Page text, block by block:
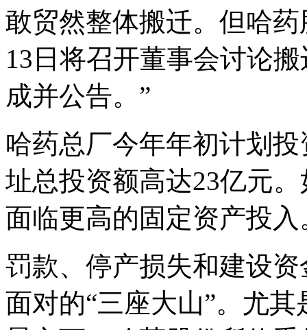
敢贸然整体搬迁。但哈
13日将召开董事会讨论
成并公告。”
哈药总厂今年年初计划
址总投资额高达23亿元
面临更高的固定资产投入
罚款、停产损失和建设
面对的“三座大山”。尤